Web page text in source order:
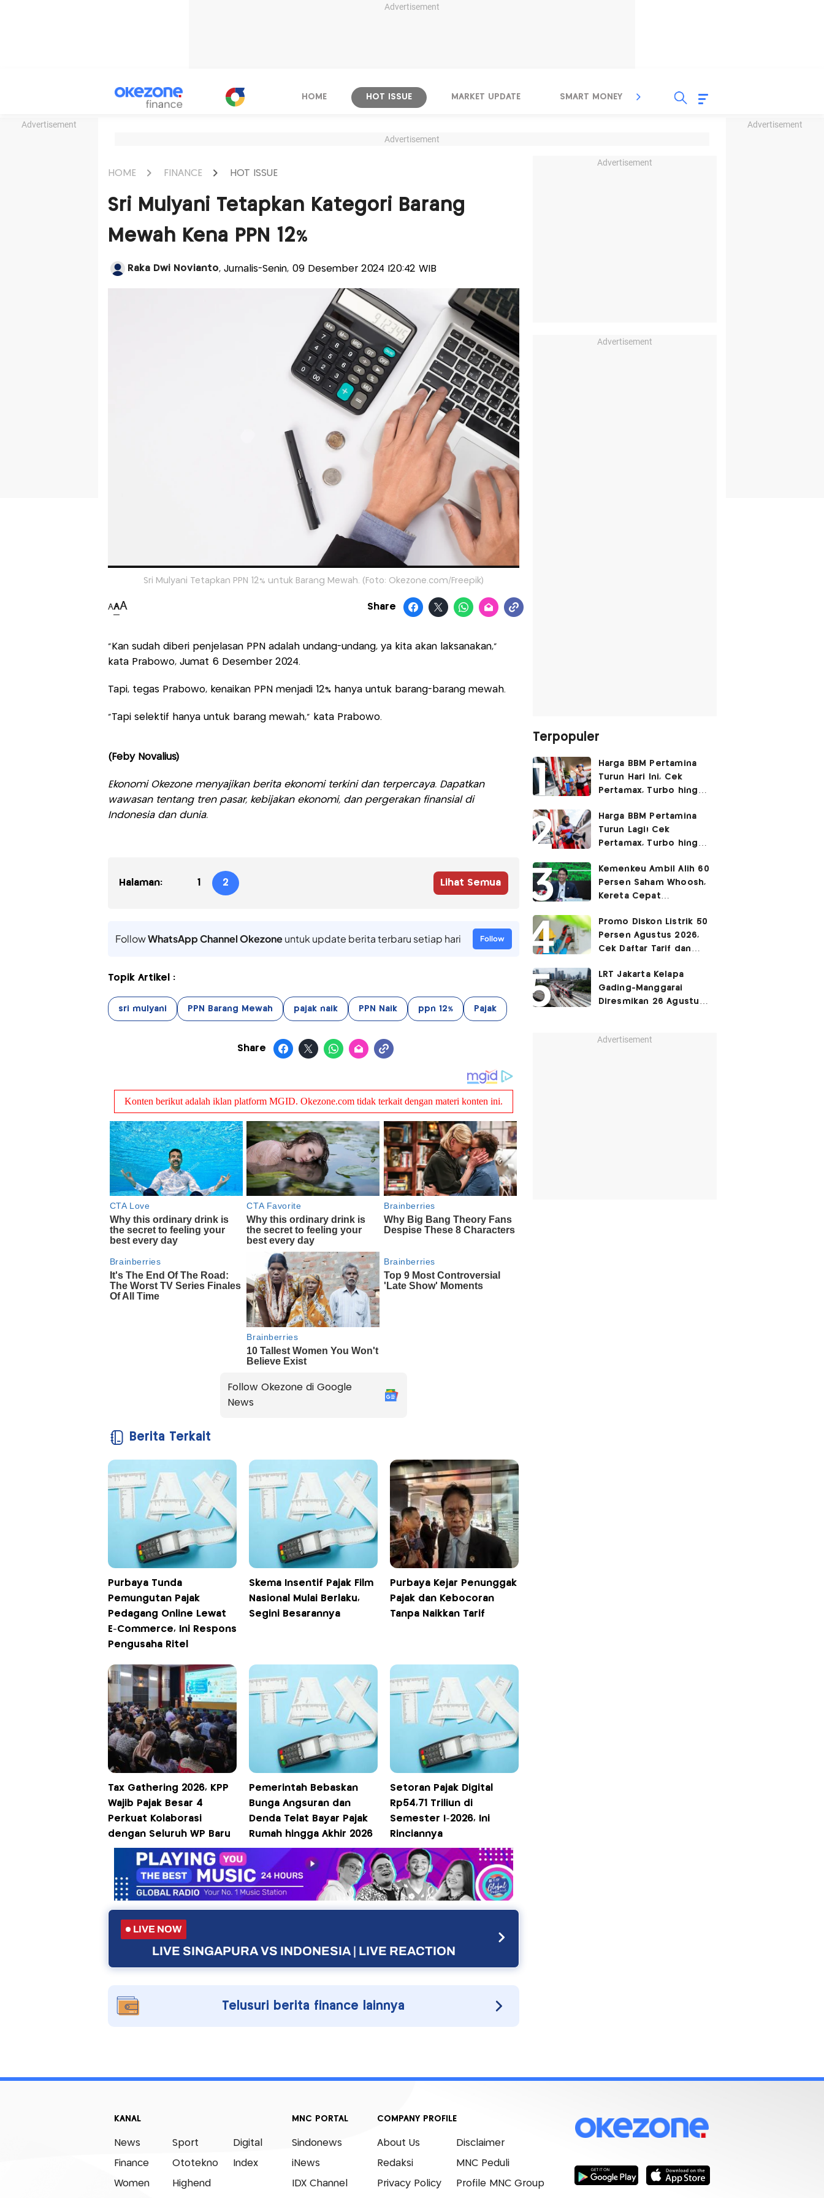
Advertisement
Advertisement Advertisement
HOME HOT ISSUE MARKET UPDATE SMART MONEY INSPIRASI BISNIS
Advertisement
HOME FINANCE HOT ISSUE
Sri Mulyani Tetapkan Kategori Barang
Mewah Kena PPN 12%
Raka Dwi Novianto, Jurnalis-Senin, 09 Desember 2024 |20:42 WIB
Sri Mulyani Tetapkan PPN 12% untuk Barang Mewah. (Foto: Okezone.com/Freepik)
AAA Share
"Kan sudah diberi penjelasan PPN adalah undang-undang, ya kita akan laksanakan,"
kata Prabowo, Jumat 6 Desember 2024.
Tapi, tegas Prabowo, kenaikan PPN menjadi 12% hanya untuk barang-barang mewah.
"Tapi selektif hanya untuk barang mewah," kata Prabowo.
(Feby Novalius)
Ekonomi Okezone menyajikan berita ekonomi terkini dan terpercaya. Dapatkan
wawasan tentang tren pasar, kebijakan ekonomi, dan pergerakan finansial di
Indonesia dan dunia.
Halaman: 1 2 Lihat Semua
FollowWhatsApp Channel Okezoneuntuk update berita terbaru setiap hari Follow
Topik Artikel :
sri mulyani PPN Barang Mewah pajak naik PPN Naik ppn 12% Pajak
Share
Follow Okezone di Google
News
Berita Terkait
Purbaya Tunda
Pemungutan Pajak
Pedagang Online Lewat
E-Commerce, Ini Respons
Pengusaha Ritel
Skema Insentif Pajak Film
Nasional Mulai Berlaku,
Segini Besarannya
Purbaya Kejar Penunggak
Pajak dan Kebocoran
Tanpa Naikkan Tarif
Tax Gathering 2026, KPP
Wajib Pajak Besar 4
Perkuat Kolaborasi
dengan Seluruh WP Baru
Pemerintah Bebaskan
Bunga Angsuran dan
Denda Telat Bayar Pajak
Rumah hingga Akhir 2026
Setoran Pajak Digital
Rp54,71 Triliun di
Semester I-2026, Ini
Rinciannya
LIVE NOW
LIVE SINGAPURA VS INDONESIA | LIVE REACTION
Telusuri berita finance lainnya
Advertisement
Advertisement
Terpopuler
Harga BBM Pertamina
Turun Hari Ini, Cek
Pertamax, Turbo hingga
2026
Harga BBM Pertamina
Turun Lagi! Cek
Pertamax, Turbo hingga
Agustus 2026
Kemenkeu Ambil Alih 60
Persen Saham Whoosh,
Kereta Cepat
Surabaya
Promo Diskon Listrik 50
Persen Agustus 2026,
Cek Daftar Tarif dan
LRT Jakarta Kelapa
Gading-Manggarai
Diresmikan 26 Agustus
Advertisement
KANAL
News
Finance
Women
Sport
Ototekno
Highend
Digital
Index
MNC PORTAL
Sindonews
iNews
IDX Channel
COMPANY PROFILE
About Us
Redaksi
Privacy Policy
Disclaimer
MNC Peduli
Profile MNC Group